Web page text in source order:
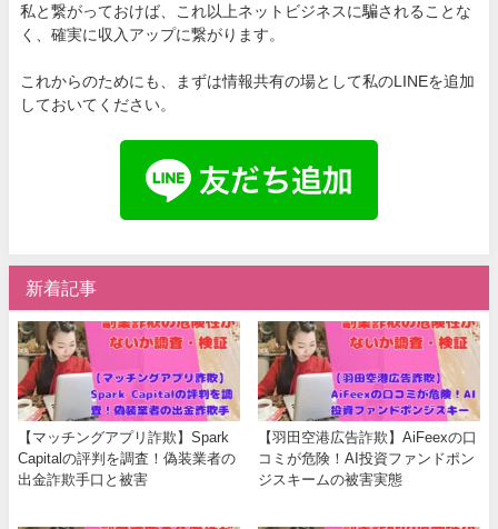
私と繋がっておけば、これ以上ネットビジネスに騙されることな
く、確実に収入アップに繋がります。
これからのためにも、まずは情報共有の場として私のLINEを追加
しておいてください。
新着記事
【マッチングアプリ詐欺】Spark
Capitalの評判を調査！偽装業者の
出金詐欺手口と被害
【羽田空港広告詐欺】AiFeexの口
コミが危険！AI投資ファンドポン
ジスキームの被害実態